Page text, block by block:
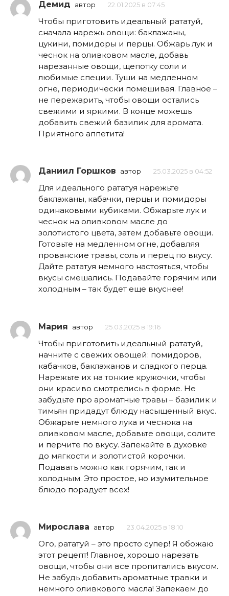
Демид автор 22.01.2025 в 07:45
Чтобы приготовить идеальный рататуй,
сначала нарежь овощи: баклажаны,
цукини, помидоры и перцы. Обжарь лук и
чеснок на оливковом масле, добавь
нарезанные овощи, щепотку соли и
любимые специи. Туши на медленном
огне, периодически помешивая. Главное –
не пережарить, чтобы овощи остались
свежими и яркими. В конце можешь
добавить свежий базилик для аромата.
Приятного аппетита!
Даниил Горшков автор 25.03.2025 в 04:52
Для идеального рататуя нарежьте
баклажаны, кабачки, перцы и помидоры
одинаковыми кубиками. Обжарьте лук и
чеснок на оливковом масле до
золотистого цвета, затем добавьте овощи.
Готовьте на медленном огне, добавляя
прованские травы, соль и перец по вкусу.
Дайте рататуя немного настояться, чтобы
вкусы смешались. Подавайте горячим или
холодным – так будет еще вкуснее!
Мария автор 25.03.2025 в 19:16
Чтобы приготовить идеальный рататуй,
начните с свежих овощей: помидоров,
кабачков, баклажанов и сладкого перца.
Нарежьте их на тонкие кружочки, чтобы
они красиво смотрелись в форме. Не
забудьте про ароматные травы – базилик и
тимьян придадут блюду насыщенный вкус.
Обжарьте немного лука и чеснока на
оливковом масле, добавьте овощи, солите
и перчите по вкусу. Запекайте в духовке
до мягкости и золотистой корочки.
Подавать можно как горячим, так и
холодным. Это простое, но изумительное
блюдо порадует всех!
Мирослава автор 23.04.2025 в 18:10
Ого, рататуй – это просто супер! Я обожаю
этот рецепт! Главное, хорошо нарезать
овощи, чтобы они все пропитались вкусом.
Не забудь добавить ароматные травки и
немного оливкового масла! Запекаем до